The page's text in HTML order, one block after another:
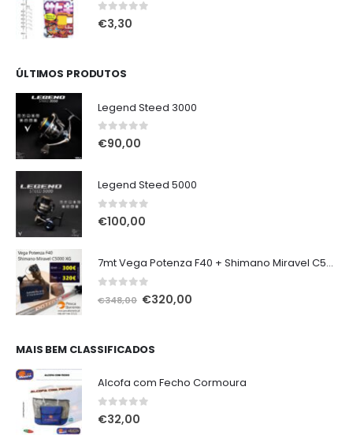
€4,50.
0out of 5
€3,30
ÚLTIMOS PRODUTOS
Legend Steed 3000
0out of 5
€90,00
Legend Steed 5000
0out of 5
€100,00
7mt Vega Potenza F40 + Shimano Miravel C5000 XG
€348,00 O
era:
€320,00
MAIS BEM CLASSIFICADOS
Alcofa com Fecho Cormoura
0out of 5
€32,00